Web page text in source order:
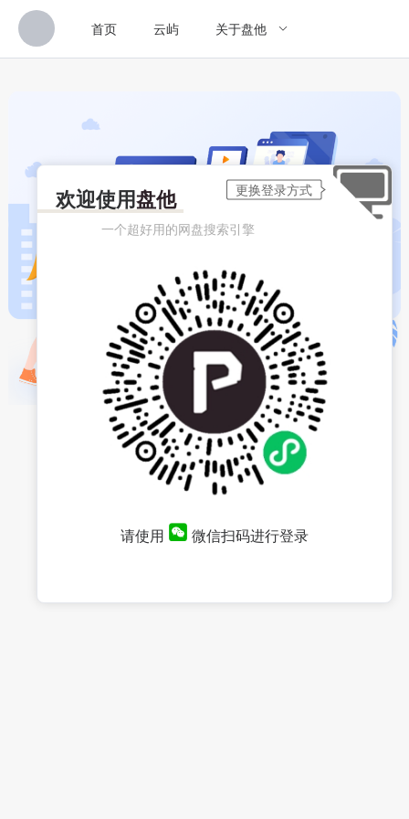
首页 云屿 关于盘他
欢迎使用盘他
一个超好用的网盘搜索引擎
请使用 微信扫码进行登录